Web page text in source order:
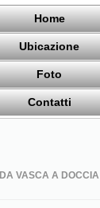
Home
Ubicazione
Foto
Contatti
DA VASCA A DOCCIA